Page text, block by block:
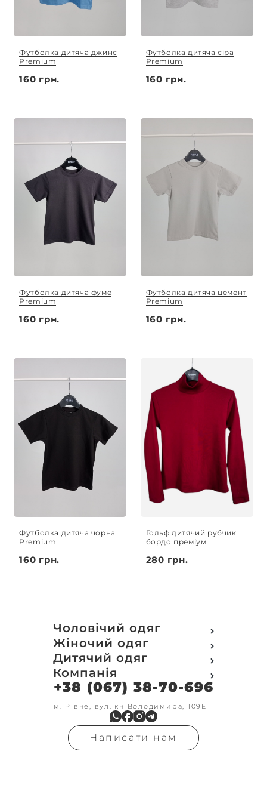
Футболка дитяча джинс
Premium
160 грн.
Футболка дитяча сіра
Premium
160 грн.
Футболка дитяча фуме
Premium
160 грн.
Футболка дитяча цемент
Premium
160 грн.
Футболка дитяча чорна
Premium
160 грн.
Гольф дитячий рубчик
бордо преміум
280 грн.
Чоловічий одяг
Футболки
Футболки Polo
Кофти
Світшот
Кенгуру
Кофта з замком
Олімпійки
Флісові кофти
Гольфи
Реглан
Жіночий одяг
Футболки
Поло
Кофти
Світшот
Олімпійки
Кофта на замку
Бомбери
В'язка
Гольфи
Дитячий одяг
Футболки
Кофти
Світшоти
Кенгуру
Кенгуру замок
Костюми
Штани
Шорти
Компанія
Про компанію
Доставка та оплата
Друк на замовлення
Обмін та повернення
Контакти
Умови оформлення
замовлення
+38 (067) 38-70-696
м. Рівне, вул. кн Володимира, 109Е
Написати нам